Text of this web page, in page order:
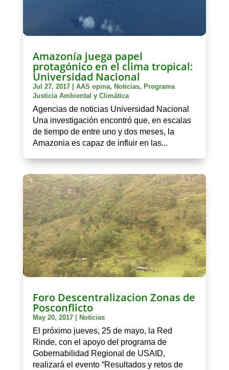
Amazonía juega papel
protagónico en el clima tropical:
Universidad Nacional
Jul 27, 2017| AAS opina, Noticias, Programa
Justicia Ambiental y Climática
Agencias de noticias Universidad Nacional
Una investigación encontró que, en escalas
de tiempo de entre uno y dos meses, la
Amazonia es capaz de influir en las...
Foro Descentralizacion Zonas de
Posconflicto
May 20, 2017| Noticias
El próximo jueves, 25 de mayo, la Red
Rinde, con el apoyo del programa de
Gobernabilidad Regional de USAID,
realizará el evento “Resultados y retos de